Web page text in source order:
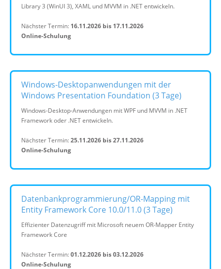
Library 3 (WinUI 3), XAML und MVVM in .NET entwickeln.
Nächster Termin: 16.11.2026 bis 17.11.2026
Online-Schulung
Windows-Desktopanwendungen mit der
Windows Presentation Foundation (3 Tage)
Windows-Desktop-Anwendungen mit WPF und MVVM in .NET
Framework oder .NET entwickeln.
Nächster Termin:25.11.2026 bis 27.11.2026
Online-Schulung
Datenbankprogrammierung/OR-Mapping mit
Entity Framework Core 10.0/11.0 (3 Tage)
Effizienter Datenzugriff mit Microsoft neuem OR-Mapper Entity
Framework Core
Nächster Termin:01.12.2026 bis 03.12.2026
Online-Schulung